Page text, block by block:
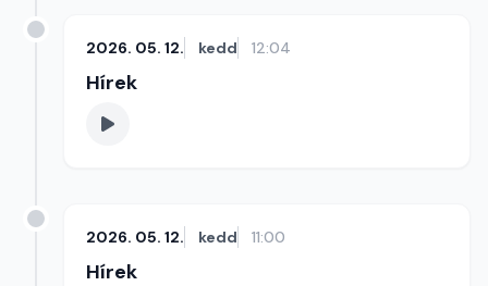
2026. 05. 12. kedd 12:04
Hírek
2026. 05. 12. kedd 11:00
Hírek